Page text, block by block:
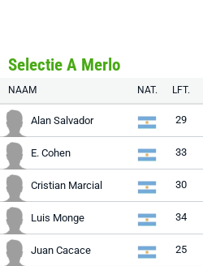
Selectie A Merlo
NAAM NAT. LFT.
Alan Salvador 29
E. Cohen 33
Cristian Marcial 30
Luis Monge 34
Juan Cacace 25